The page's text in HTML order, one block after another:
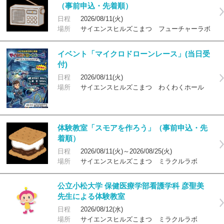
（事前申込・先着順）
日程
2026/08/11(火)
場所
サイエンスヒルズこまつ フューチャーラボ
イベント「マイクロドローンレース」(当日受
付)
日程
2026/08/11(火)
場所
サイエンスヒルズこまつ わくわくホール
体験教室「スモアを作ろう」（事前申込・先
着順）
日程
2026/08/11(火)～2026/08/25(火)
場所
サイエンスヒルズこまつ ミラクルラボ
公立小松大学 保健医療学部看護学科 彦聖美
先生による体験教室
日程
2026/08/12(水)
場所
サイエンスヒルズこまつ ミラクルラボ